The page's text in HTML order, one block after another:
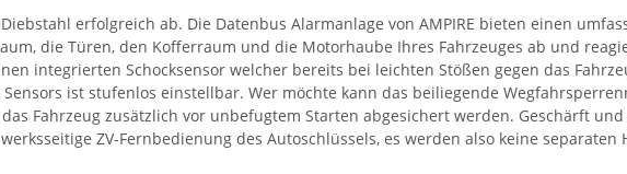
erfolgreich ab. Die Datenbus Alarmanlage von AMPIRE bieten einen
die Türen, den Kofferraum und die Motorhaube Ihres Fahrzeuges ab und
integrierten Schocksensor welcher bereits bei leichten Stößen gegen das
ist stufenlos einstellbar. Wer möchte kann das beiliegende
Fahrzeug zusätzlich vor unbefugtem Starten abgesichert werden. Geschärft
ZV-Fernbedienung des Autoschlüssels, es werden also keine separaten